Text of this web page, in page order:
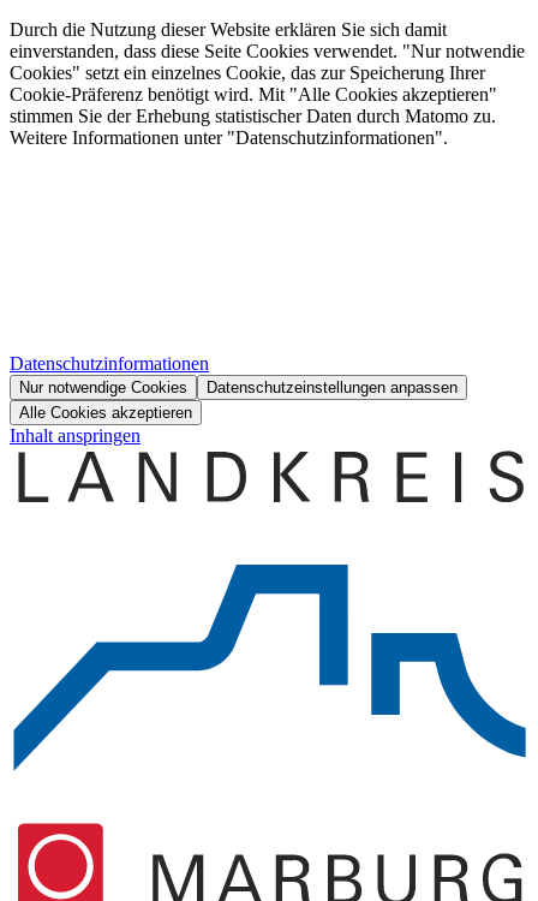
Durch die Nutzung dieser Website erklären Sie sich damit
einverstanden, dass diese Seite Cookies verwendet. "Nur notwendie
Cookies" setzt ein einzelnes Cookie, das zur Speicherung Ihrer
Cookie-Präferenz benötigt wird. Mit "Alle Cookies akzeptieren"
stimmen Sie der Erhebung statistischer Daten durch Matomo zu.
Weitere Informationen unter "Datenschutzinformationen".
Datenschutzinformationen
Nur notwendige Cookies
Datenschutzeinstellungen anpassen
Alle Cookies akzeptieren
Inhalt anspringen